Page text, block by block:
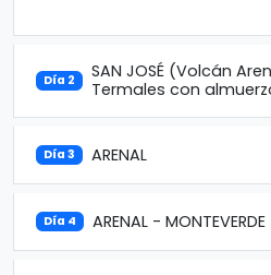
Día 2
SAN JOSÉ (Volcán
Termales con
Día 3 ARENAL
Día 4 ARENAL - MONTEVERDE